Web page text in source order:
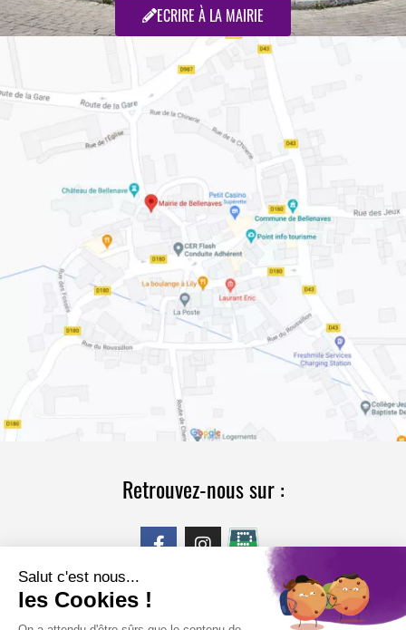
ECRIRE À LA MAIRIE
Retrouvez-nous sur :